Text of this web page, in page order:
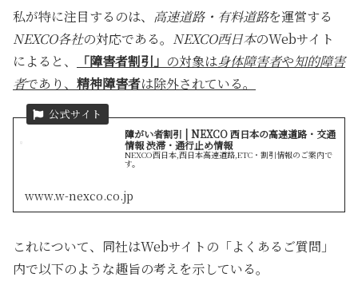
私が特に注目するのは、 高速道路・有料道路を運営する
NEXCO各社の対応である。 NEXCO西日本のWebサイト
によると、
「障害者割引」 の対象は身体障害者や知的障害
者であり、 精神障害者は除外されている。
障がい者割引 | NEXCO 西日本の高速道路・交通
情報 渋滞・通行止め情報
NEXCO西日本,西日本高速道路,ETC・割引情報のご案内で
す。
www.w-nexco.co.jp
これについて、同社はWebサイトの「よくあるご質問」
内で以下のような趣旨の考えを示している。